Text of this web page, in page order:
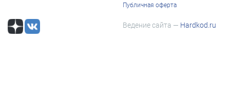
Публичная оферта
Ведение сайта — Hardkod.ru